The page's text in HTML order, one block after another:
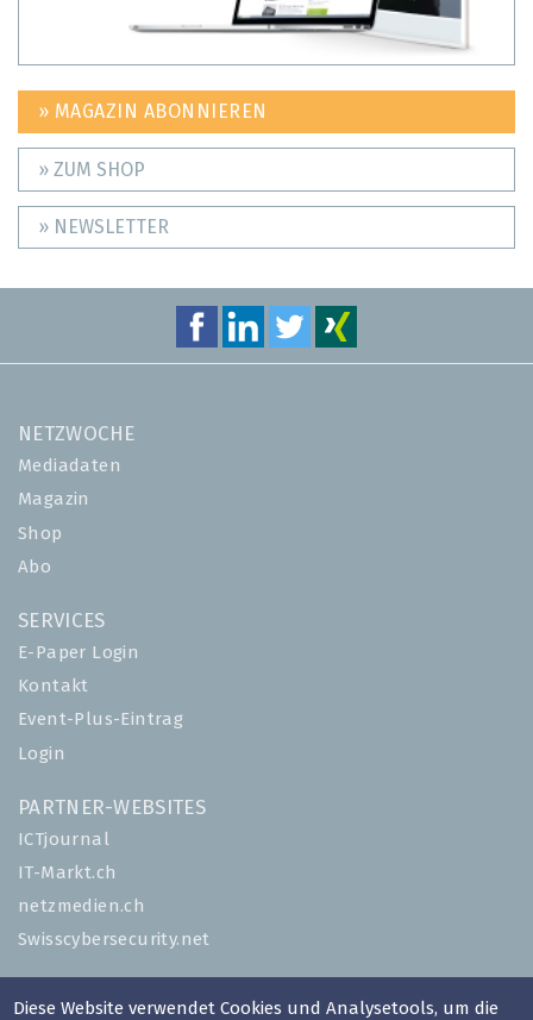
» MAGAZIN ABONNIEREN
» ZUM SHOP
» NEWSLETTER
NETZWOCHE
Mediadaten
Magazin
Shop
Abo
SERVICES
E-Paper Login
Kontakt
Event-Plus-Eintrag
Login
PARTNER-WEBSITES
ICTjournal
IT-Markt.ch
netzmedien.ch
Swisscybersecurity.net
Diese Website verwendet Cookies und Analysetools, um die